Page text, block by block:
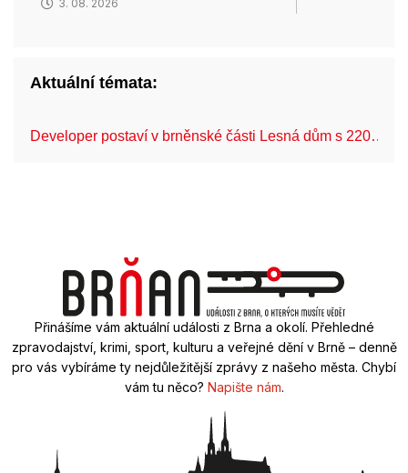
3. 08. 2026
Aktuální témata:
Developer postaví v brněnské části Lesná dům s 220…
Přinášíme vám aktuální události z Brna a okolí. Přehledné
zpravodajství, krimi, sport, kulturu a veřejné dění v Brně – denně
pro vás vybíráme ty nejdůležitější zprávy z našeho města. Chybí
vám tu něco? Napište nám.